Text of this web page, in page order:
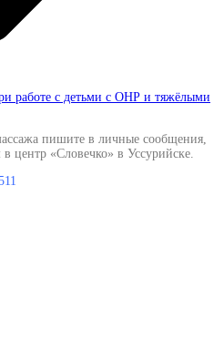
работе с детьми с ОНР и тяжёлыми
пишите в личные сообщения,
центр «Словечко» в Уссурийске.